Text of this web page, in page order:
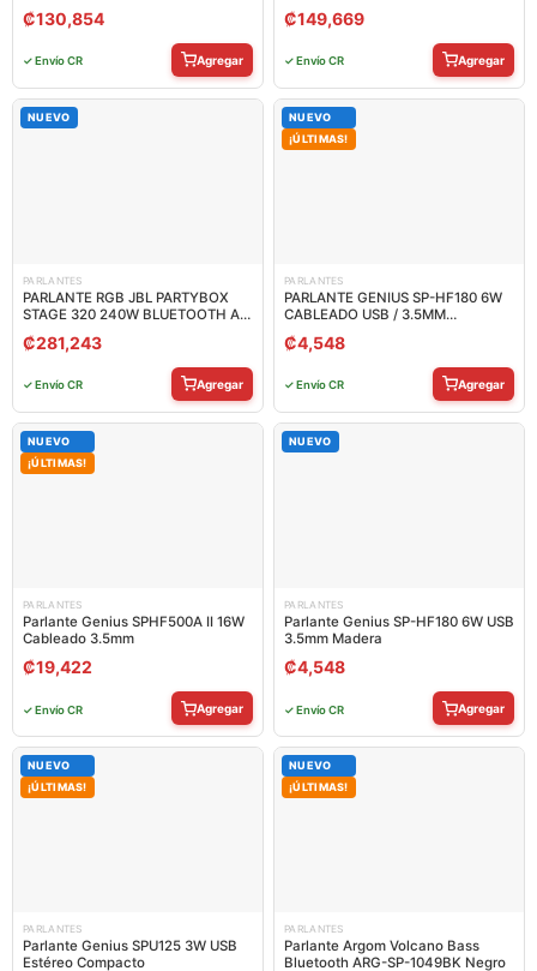
₡130,854
✓ Envío CR Agregar
₡149,669
✓ Envío CR Agregar
NUEVO
PARLANTES
PARLANTE RGB JBL PARTYBOX
STAGE 320 240W BLUETOOTH A
PRUEBA DE SALPICADURAS
JBLPBSTAGE320AM
₡281,243
✓ Envío CR Agregar
NUEVO
¡ÚLTIMAS!
PARLANTES
PARLANTE GENIUS SP-HF180 6W
CABLEADO USB / 3.5MM
31730029401
₡4,548
✓ Envío CR Agregar
NUEVO
¡ÚLTIMAS!
PARLANTES
Parlante Genius SPHF500A II 16W
Cableado 3.5mm
₡19,422
✓ Envío CR Agregar
NUEVO
PARLANTES
Parlante Genius SP-HF180 6W USB
3.5mm Madera
₡4,548
✓ Envío CR Agregar
NUEVO
¡ÚLTIMAS!
PARLANTES
Parlante Genius SPU125 3W USB
Estéreo Compacto
NUEVO
¡ÚLTIMAS!
PARLANTES
Parlante Argom Volcano Bass
Bluetooth ARG-SP-1049BK Negro